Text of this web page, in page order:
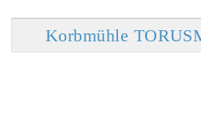
Korbmühle